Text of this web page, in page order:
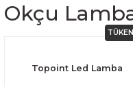
Okçu
Topoint Led Lamba